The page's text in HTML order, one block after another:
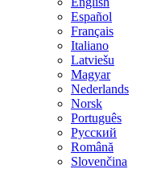
Español
Français
Italiano
Latviešu
Magyar
Nederlands
Norsk
Português
Русский
Română
Slovenčina